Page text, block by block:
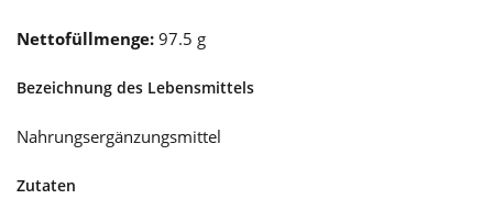
Nettofüllmenge: 97.5 g
Bezeichnung des Lebensmittels
Nahrungsergänzungsmittel
Zutaten